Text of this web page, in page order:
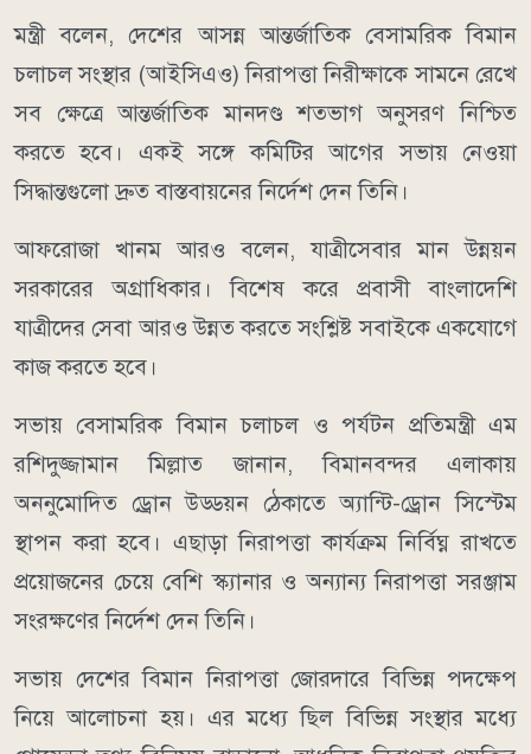
মন্ত্রী বলেন, দেশের আসন্ন আন্তর্জাতিক বেসামরিক বিমান
চলাচল সংস্থার (আইসিএও) নিরাপত্তা নিরীক্ষাকে সামনে রেখে
সব ক্ষেত্রে আন্তর্জাতিক মানদণ্ড শতভাগ অনুসরণ নিশ্চিত
করতে হবে। একই সঙ্গে কমিটির আগের সভায় নেওয়া
সিদ্ধান্তগুলো দ্রুত বাস্তবায়নের নির্দেশ দেন তিনি।
আফরোজা খানম আরও বলেন, যাত্রীসেবার মান উন্নয়ন
সরকারের অগ্রাধিকার। বিশেষ করে প্রবাসী বাংলাদেশি
যাত্রীদের সেবা আরও উন্নত করতে সংশ্লিষ্ট সবাইকে একযোগে
কাজ করতে হবে।
সভায় বেসামরিক বিমান চলাচল ও পর্যটন প্রতিমন্ত্রী এম
রশিদুজ্জামান মিল্লাত জানান, বিমানবন্দর এলাকায়
অননুমোদিত ড্রোন উড্ডয়ন ঠেকাতে অ্যান্টি-ড্রোন সিস্টেম
স্থাপন করা হবে। এছাড়া নিরাপত্তা কার্যক্রম নির্বিঘ্ন রাখতে
প্রয়োজনের চেয়ে বেশি স্ক্যানার ও অন্যান্য নিরাপত্তা সরঞ্জাম
সংরক্ষণের নির্দেশ দেন তিনি।
সভায় দেশের বিমান নিরাপত্তা জোরদারে বিভিন্ন পদক্ষেপ
নিয়ে আলোচনা হয়। এর মধ্যে ছিল বিভিন্ন সংস্থার মধ্যে